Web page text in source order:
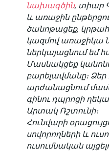
նախագծին, տիար
և առաջին
ծանոթացեք,
կազմով առաջիկա
ներկայացնում եմ
Մասնակցեք
բարելավմանը։ Ձեր
արժանացնում
գինու դպրոցի
Արտակ Ռշտունի։
Հունվարի
սովորողների և
ուսումնական